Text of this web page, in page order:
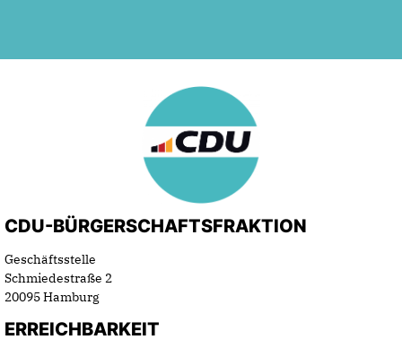
CDU-BÜRGERSCHAFTSFRAKTION
Geschäftsstelle
Schmiedestraße 2
20095 Hamburg
ERREICHBARKEIT